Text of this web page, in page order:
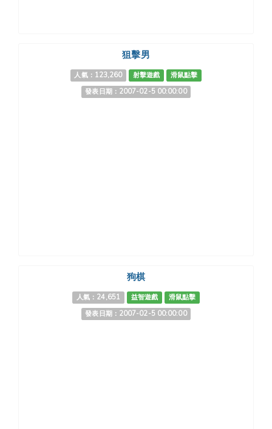
狙擊男
人氣：123,260 射擊遊戲
滑鼠點擊
發表日期：2007-02-5 00:00:00
狗棋
人氣：24,651 益智遊戲
滑鼠點擊
發表日期：2007-02-5 00:00:00